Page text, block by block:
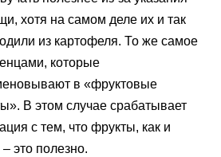
хотя на самом деле их и так
из картофеля. То же самое
которые
в «фруктовые
В этом случае срабатывает
с тем, что фрукты, как и
это полезно.